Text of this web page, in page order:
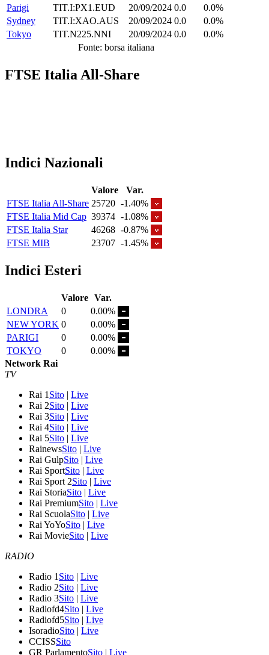
Parigi
TIT.I:PX1.EUD 20/09/2024 0.0
0.0%
Sydney
TIT.I:XAO.AUS 20/09/2024 0.0
0.0%
Tokyo
TIT.N225.NNI 20/09/2024 0.0
0.0%
Fonte: borsa italiana
FTSE Italia All-Share
Indici Nazionali
Valore
Var.
FTSE Italia All-Share 25720 -1.40%
FTSE Italia Mid Cap 39374 -1.08%
FTSE Italia Star
46268 -0.87%
FTSE MIB
23707 -1.45%
Indici Esteri
Valore Var.
LONDRA
0
0.00%
NEW YORK 0
0.00%
PARIGI
0
0.00%
TOKYO
0
0.00%
Network Rai
TV
Rai 1 Sito | Live
Rai 2Sito | Live
Rai 3Sito | Live
Rai 4Sito | Live
Rai 5Sito | Live
RainewsSito | Live
Rai GulpSito | Live
Rai SportSito | Live
Rai Sport 2Sito | Live
Rai StoriaSito | Live
Rai PremiumSito | Live
Rai ScuolaSito | Live
Rai YoYoSito | Live
Rai MovieSito | Live
RADIO
Radio 1 Sito | Live
Radio 2Sito | Live
Radio 3Sito | Live
Radiofd4Sito | Live
Radiofd5Sito | Live
IsoradioSito | Live
CCISSSito
GR ParlamentoSito | Live